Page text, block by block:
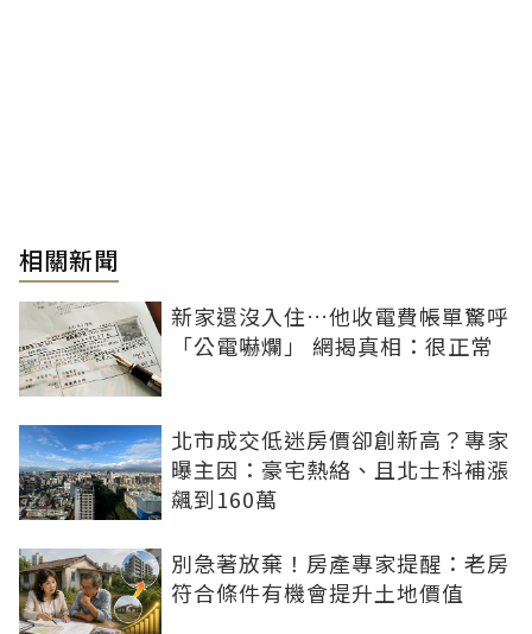
相關新聞
新家還沒入住…他收電費帳單驚呼
「公電嚇爛」 網揭真相：很正常
北市成交低迷房價卻創新高？專家
曝主因：豪宅熱絡、且北士科補漲
飆到160萬
別急著放棄！房產專家提醒：老房
符合條件有機會提升土地價值